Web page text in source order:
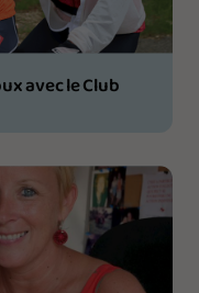
avec le Club